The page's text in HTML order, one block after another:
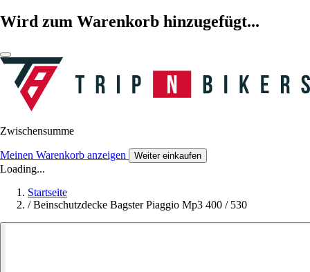
Wird zum Warenkorb hinzugefügt...
Zwischensumme
Meinen Warenkorb anzeigen Weiter einkaufen
Loading...
Startseite
/ Beinschutzdecke Bagster Piaggio Mp3 400 / 530